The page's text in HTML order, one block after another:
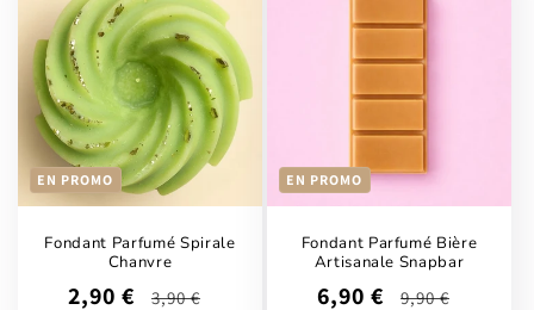
EN PROMO
Fondant Parfumé Spirale
Chanvre
Prix
2,90 €
Prix
3,90 €
EN PROMO
Fondant Parfumé Bière
Artisanale Snapbar
Prix
6,90 €
Prix
9,90 €